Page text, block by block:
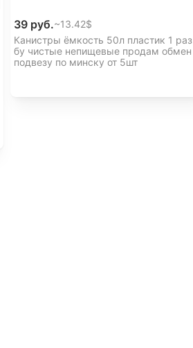
39 руб.~13.42$
Канистры ёмкость 50л пластик 1 раз
бу чистые непищевые продам обмен
подвезу по минску от 5шт